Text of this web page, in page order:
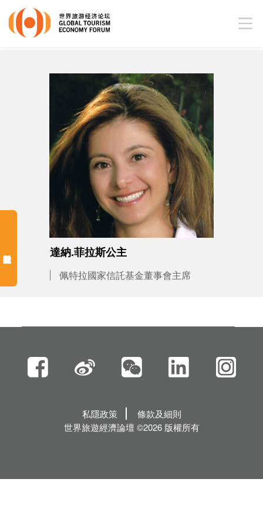
達納.菲拉斯公主
佩特拉國家信託基金董事會主席
私隱政策
條款及細則
世界旅遊經濟論壇 ©2026 版權所有